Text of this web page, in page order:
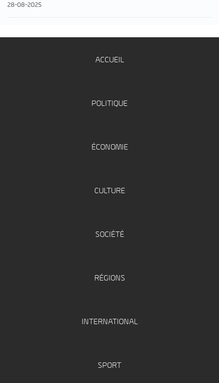
28-08-2025
ACCUEIL
POLITIQUE
ÉCONOMIE
CULTURE
SOCIÉTÉ
RÉGIONS
INTERNATIONAL
SPORT